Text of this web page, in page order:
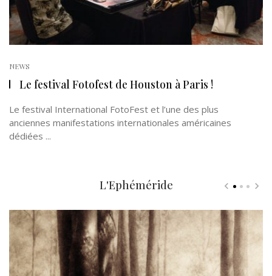
NEWS
Le festival Fotofest de Houston à Paris !
Le festival International FotoFest et l’une des plus
anciennes manifestations internationales américaines
dédiées ...
L'Ephéméride